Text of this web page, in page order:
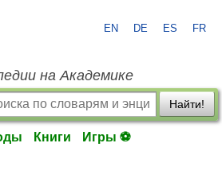
EN DE ES FR
на Академике
Найти!
Книги Игры ⚽